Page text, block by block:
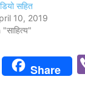
सहित
10, 2019
"साहित्य"
PrintShare